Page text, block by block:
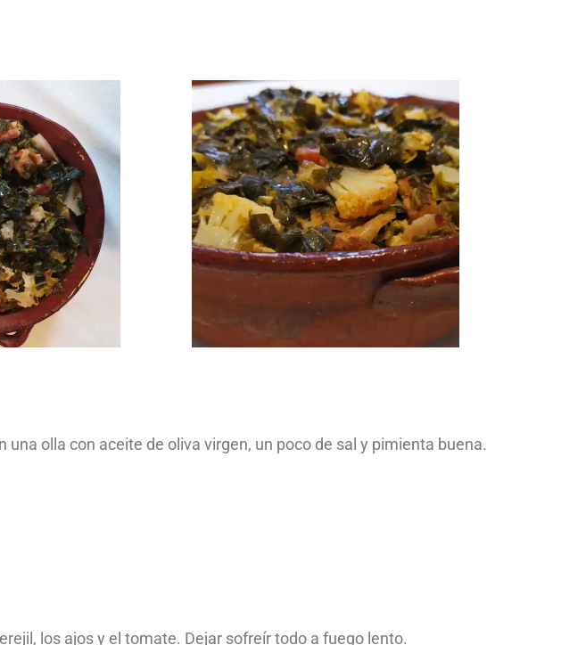
olla con aceite de oliva virgen, un poco de sal y pimienta buena.
los ajos y el tomate. Dejar sofreír todo a fuego lento.